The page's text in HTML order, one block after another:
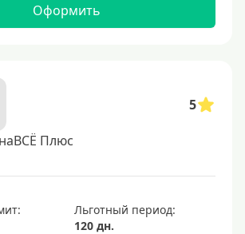
Оформить
5
Плюс
Льготный период:
120 дн.